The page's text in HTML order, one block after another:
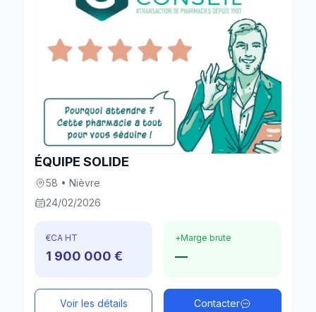
ÉQUIPE SOLIDE
58 • Nièvre
24/02/2026
€CA HT
1 900 000 €
+Marge brute
—
Voir les détails Contacter